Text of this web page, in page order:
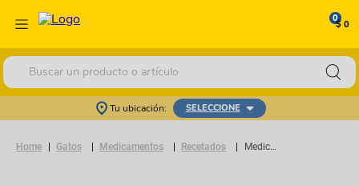
0$ 0
Buscar un producto o artículo
Tu ubicación: SELECCIONE
Gatos Medicamentos Recetados Medicamento Antiulceroso Perros y Gatos Aciflux Suspensión Oral